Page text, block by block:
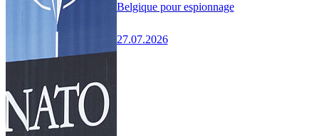
Belgique pour espionnage
27.07.2026